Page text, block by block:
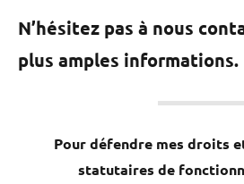
B
a
N’hésitez pas à nous
plus amples informations.
Pour défendre mes droits
statutaires de